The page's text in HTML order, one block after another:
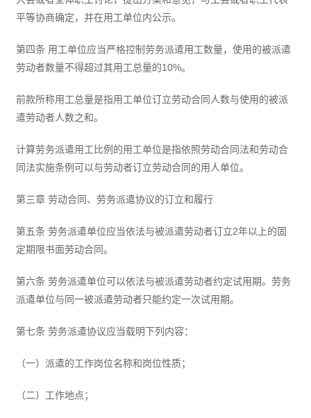
平等协商确定，并在用工单位内公示。
第四条 用工单位应当严格控制劳务派遣用工数量，使用的被派遣
劳动者数量不得超过其用工总量的10%。
前款所称用工总量是指用工单位订立劳动合同人数与使用的被派
遣劳动者人数之和。
计算劳务派遣用工比例的用工单位是指依照劳动合同法和劳动合
同法实施条例可以与劳动者订立劳动合同的用人单位。
第三章 劳动合同、劳务派遣协议的订立和履行
第五条 劳务派遣单位应当依法与被派遣劳动者订立2年以上的固
定期限书面劳动合同。
第六条 劳务派遣单位可以依法与被派遣劳动者约定试用期。劳务
派遣单位与同一被派遣劳动者只能约定一次试用期。
第七条 劳务派遣协议应当载明下列内容：
（一）派遣的工作岗位名称和岗位性质；
（二）工作地点；